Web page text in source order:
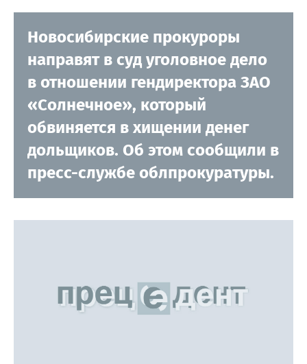
Новосибирские прокуроры
направят в суд уголовное дело
в отношении гендиректора ЗАО
«Солнечное», который
обвиняется в хищении денег
дольщиков. Об этом сообщили в
пресс-службе облпрокуратуры.